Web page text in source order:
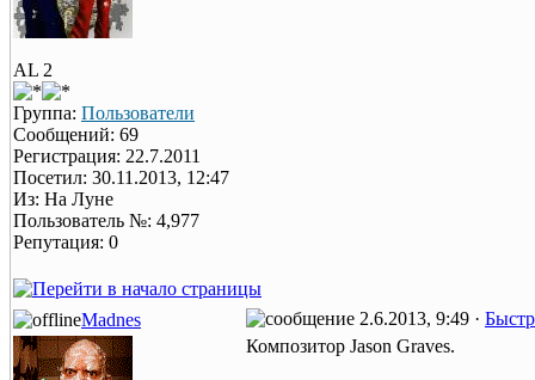
AL 2
Группа: Пользователи
Сообщений: 69
Регистрация: 22.7.2011
Посетил: 30.11.2013, 12:47
Из: На Луне
Пользователь №: 4,977
Репутация: 0
Madnes 2.6.2013, 9:49 ·
Композитор Jason Graves.